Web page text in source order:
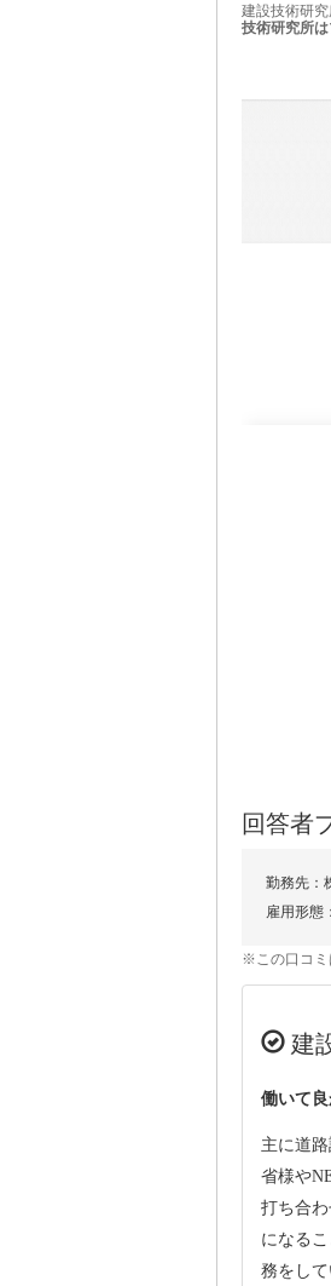
建設技術研究
技術研究所
回答者
勤務先：
雇用形態
※この口コミ
建
働いて
主に道
省様や
打ち合
になる
務をし